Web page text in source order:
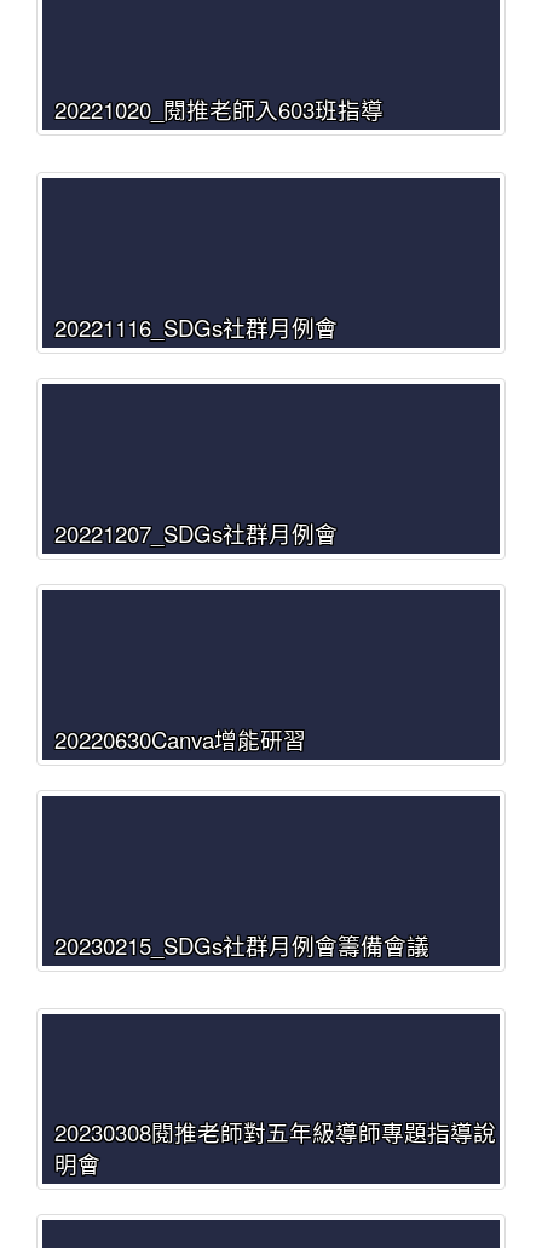
20221020_閱推老師入603班指導
20221116_SDGs社群月例會
20221207_SDGs社群月例會
20220630Canva增能研習
20230215_SDGs社群月例會籌備會議
20230308閱推老師對五年級導師專題指導說
明會